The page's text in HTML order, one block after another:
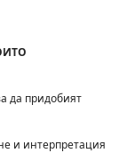
да придобият
и интерпретация